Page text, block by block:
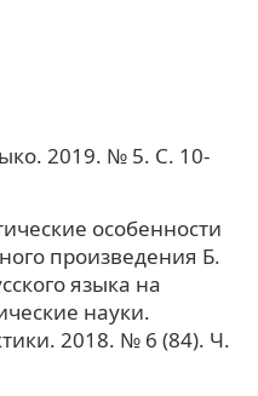
2019. № 5. С. 10-
особенности
произведения Б.
языка на
науки.
2018. № 6 (84). Ч.